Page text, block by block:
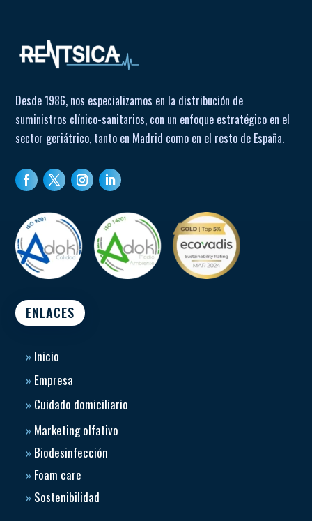
Desde 1986, nos especializamos en la distribución de
suministros clínico-sanitarios, con un enfoque estratégico en el
sector geriátrico, tanto en Madrid como en el resto de España.
ENLACES
» Inicio
» Empresa
» Cuidado domiciliario
» Marketing olfativo
» Biodesinfección
» Foam care
» Sostenibilidad